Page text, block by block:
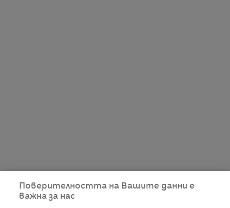
Поверителността на Вашите данни е
важна за нас